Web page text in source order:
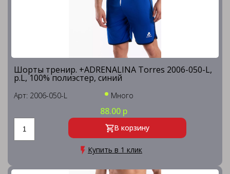
Шорты тренир. +ADRENALINA Torres 2006-050-L,
р.L, 100% полиэстер, синий
Арт: 2006-050-L Много
88.00 р
В корзину
Купить в 1 клик